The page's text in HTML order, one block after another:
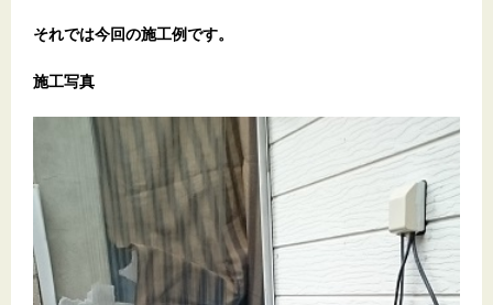
それでは今回の施工例です。
施工写真